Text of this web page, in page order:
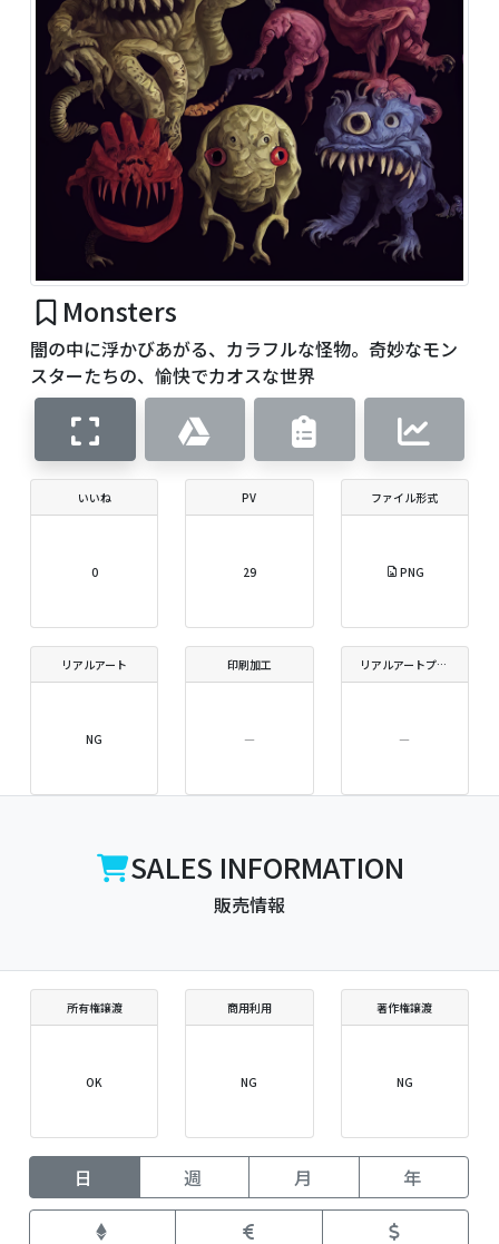
Monsters
闇の中に浮かびあがる、カラフルな怪物。奇妙なモン
スターたちの、愉快でカオスな世界
いいね
0
PV
29
ファイル形式
PNG
リアルアート
NG
印刷加工
―
リアルアートプリントサイズ
―
SALES INFORMATION
販売情報
所有権譲渡
OK
商用利用
NG
著作権譲渡
NG
日 週 月 年